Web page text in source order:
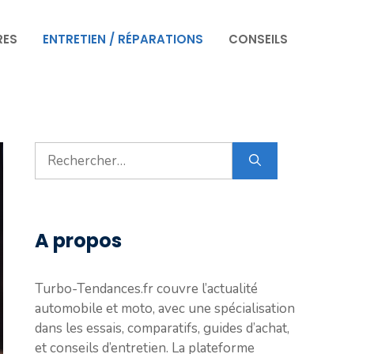
ENTRETIEN / RÉPARATIONS CONSEILS
Rechercher :
A propos
Turbo-Tendances.fr couvre l’actualité
automobile et moto, avec une spécialisation
dans les essais, comparatifs, guides d’achat,
et conseils d’entretien. La plateforme